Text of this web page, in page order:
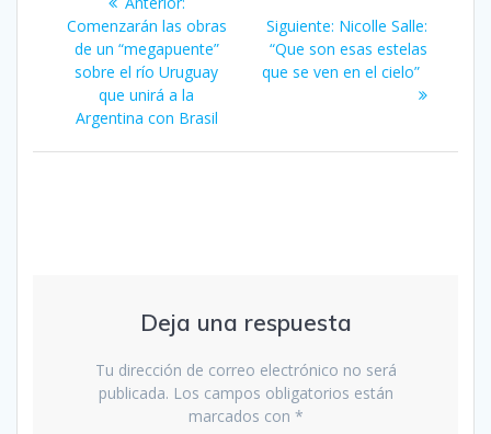
de
entradas
anterior:
Comenzarán las obras
de un “megapuente”
sobre el río Uruguay
que unirá a la
Argentina con Brasil
Siguiente: Siguiente
entrada:
Nicolle Salle:
“Que son esas estelas
que se ven en el cielo”
Deja una respuesta
Tu dirección de correo electrónico no será
publicada. Los campos obligatorios están
marcados con *